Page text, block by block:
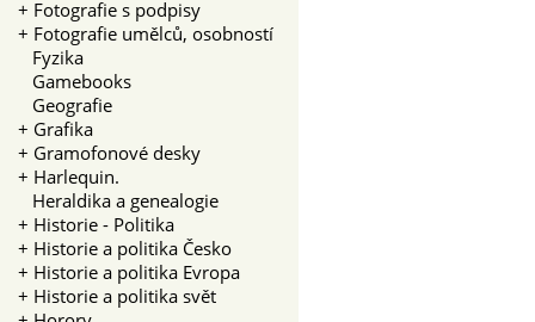
+ Fotografie s podpisy
+ Fotografie umělců, osobností
Fyzika
Gamebooks
Geografie
+ Grafika
+ Gramofonové desky
+ Harlequin.
Heraldika a genealogie
+ Historie - Politika
+ Historie a politika Česko
+ Historie a politika Evropa
+ Historie a politika svět